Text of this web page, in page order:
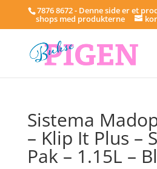
7876 8672 - Denne side er et
shops med produkterne
Sistema
– Klip It Plus –
Pak – 1.15L –